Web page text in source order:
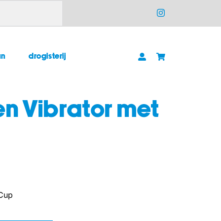
drogisterij
Vibrator met